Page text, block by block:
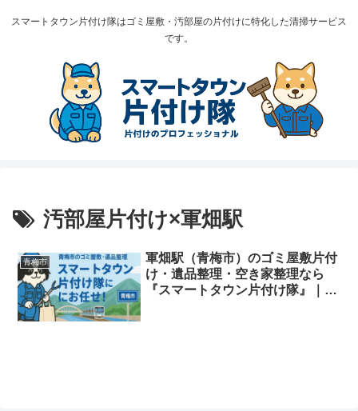
スマートタウン片付け隊はゴミ屋敷・汚部屋の片付けに特化した清掃サービス
です。
汚部屋片付け×軍畑駅
青梅市
軍畑駅（青梅市）のゴミ屋敷片付
け・遺品整理・空き家整理なら
『スマートタウン片付け隊』｜山